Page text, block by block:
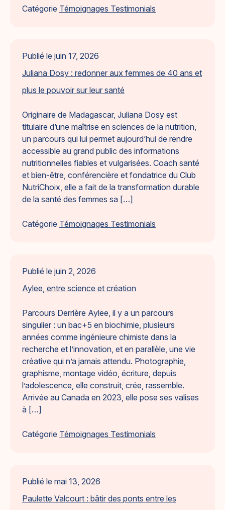
Catégorie Témoignages Testimonials
Publié le juin 17, 2026
Juliana Dosy : redonner aux femmes de 40 ans et
plus le pouvoir sur leur santé
Originaire de Madagascar, Juliana Dosy est
titulaire d’une maîtrise en sciences de la nutrition,
un parcours qui lui permet aujourd’hui de rendre
accessible au grand public des informations
nutritionnelles fiables et vulgarisées. Coach santé
et bien-être, conférencière et fondatrice du Club
NutriChoix, elle a fait de la transformation durable
de la santé des femmes sa […]
Catégorie Témoignages Testimonials
Publié le juin 2, 2026
Aylee, entre science et création
Parcours Derrière Aylee, il y a un parcours
singulier : un bac+5 en biochimie, plusieurs
années comme ingénieure chimiste dans la
recherche et l’innovation, et en parallèle, une vie
créative qui n’a jamais attendu. Photographie,
graphisme, montage vidéo, écriture, depuis
l’adolescence, elle construit, crée, rassemble.
Arrivée au Canada en 2023, elle pose ses valises
à […]
Catégorie Témoignages Testimonials
Publié le mai 13, 2026
Paulette Valcourt : bâtir des ponts entre les